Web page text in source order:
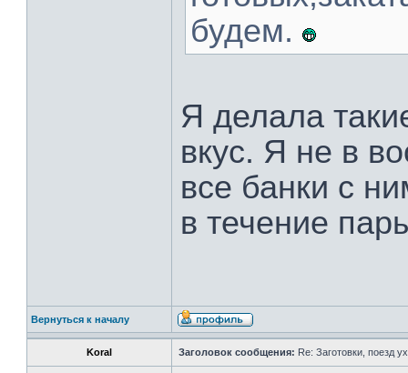
будем.
Я делала
вкус. Я не в
все банки с
в течение
Вернуться к началу
Koral Заголовок сообщения: Re: Заготовки, поезд